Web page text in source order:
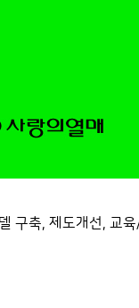
구축, 제도개선, 교